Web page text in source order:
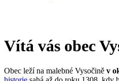
Vítá vás obec
Obec leží na malebné Vysočině v